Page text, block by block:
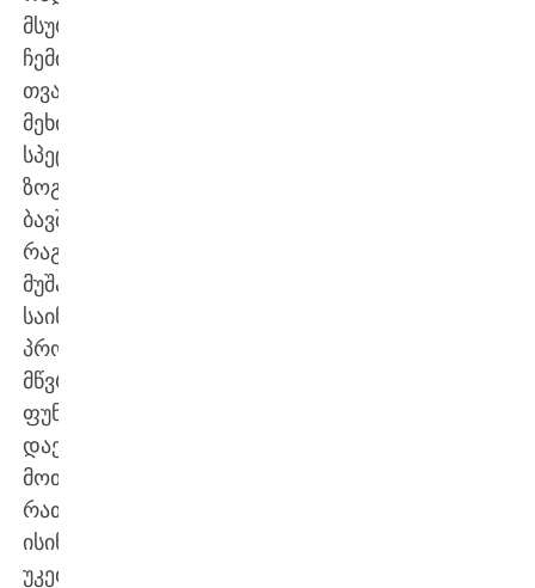
მსურდა
ჩემი
თვალით
მეხილა
სპეციფიკა.
ზოგადად,
ბავშვთა
რაგბში
მუშაობა
საინტერესო
პროცესია.
მწვრთნელის
ფუნქციაა
დაეხმაროს
მოთამაშეებს,
რათა
ისინი
უკეთესები